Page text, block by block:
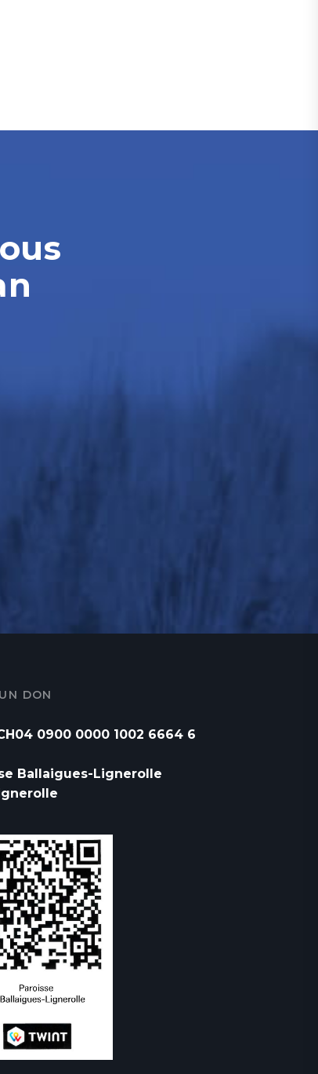
DON
0900 0000 1002 6664 6
Ballaigues-Lignerolle